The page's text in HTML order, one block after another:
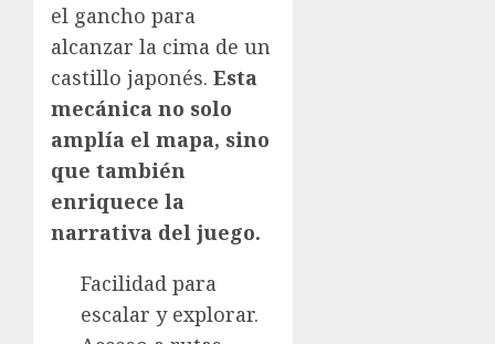
el gancho para
alcanzar la cima de un
castillo japonés. Esta
mecánica no solo
amplía el mapa, sino
que también
enriquece la
narrativa del juego.
Facilidad para
escalar y explorar.